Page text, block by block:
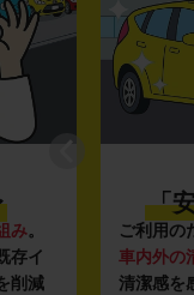
み。
存イ
削減
「
ご利用の
車内外の
清潔感を